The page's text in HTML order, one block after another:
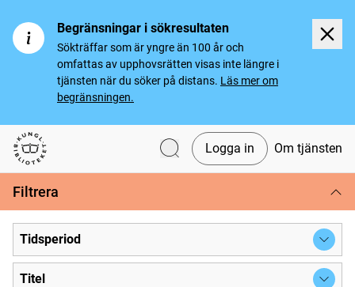
Begränsningar i sökresultaten
Sökträffar som är yngre än 100 år och
omfattas av upphovsrätten visas inte längre i
tjänsten när du söker på distans. Läs mer om
begränsningen.
Svenska tidningar
Logga in Om tjänsten
Filtrera
Tidsperiod
Titel